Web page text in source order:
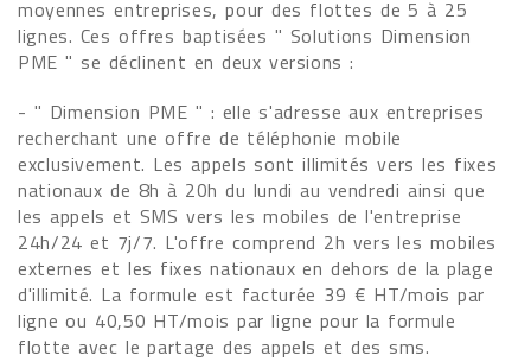
moyennes entreprises, pour des flottes de 5 à 25
lignes. Ces offres baptisées " Solutions Dimension
PME " se déclinent en deux versions :
- " Dimension PME " : elle s'adresse aux entreprises
recherchant une offre de téléphonie mobile
exclusivement. Les appels sont illimités vers les fixes
nationaux de 8h à 20h du lundi au vendredi ainsi que
les appels et SMS vers les mobiles de l'entreprise
24h/24 et 7j/7. L'offre comprend 2h vers les mobiles
externes et les fixes nationaux en dehors de la plage
d'illimité. La formule est facturée 39 € HT/mois par
ligne ou 40,50 HT/mois par ligne pour la formule
flotte avec le partage des appels et des sms.